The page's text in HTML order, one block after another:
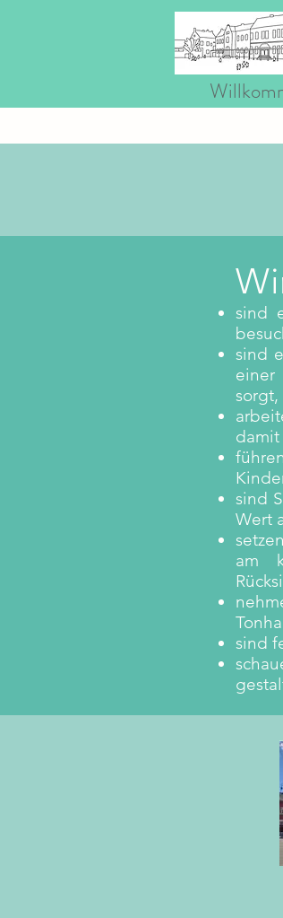
sind
sind
einer
sind
Wert
am
sind